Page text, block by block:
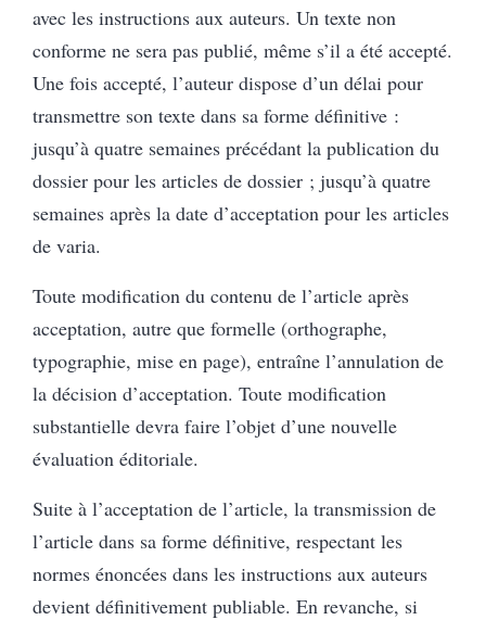
avec les instructions aux auteurs. Un texte non
conforme ne sera pas publié, même s’il a été accepté.
Une fois accepté, l’auteur dispose d’un délai pour
transmettre son texte dans sa forme définitive :
jusqu’à quatre semaines précédant la publication du
dossier pour les articles de dossier ; jusqu’à quatre
semaines après la date d’acceptation pour les articles
de varia.
Toute modification du contenu de l’article après
acceptation, autre que formelle (orthographe,
typographie, mise en page), entraîne l’annulation de
la décision d’acceptation. Toute modification
substantielle devra faire l’objet d’une nouvelle
évaluation éditoriale.
Suite à l’acceptation de l’article, la transmission de
l’article dans sa forme définitive, respectant les
normes énoncées dans les instructions aux auteurs
devient définitivement publiable. En revanche, si